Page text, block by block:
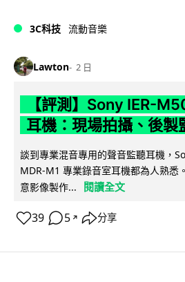
3C科技 流動音樂
Lawton 2 日
【評測】Sony IER-
耳機：現場拍攝、後製
談到專業混音專用的聲音監聽耳機，
MDR-M1 專業錄音室耳機都為人熟悉
意影像製作...
閱讀全文
39 5 ↗ 分享